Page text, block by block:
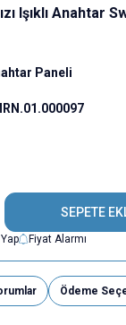
Işıklı Anahtar
Paneli
SEPETE
Fiyat Alarmı
Ödeme